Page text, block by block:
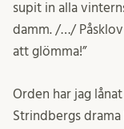
supit in alla
damm. /…/
att glömma!”
Orden har jag
Strindbergs drama